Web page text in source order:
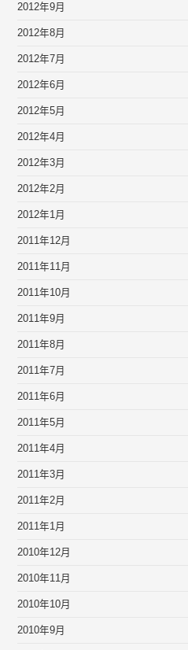
2012年9月
2012年8月
2012年7月
2012年6月
2012年5月
2012年4月
2012年3月
2012年2月
2012年1月
2011年12月
2011年11月
2011年10月
2011年9月
2011年8月
2011年7月
2011年6月
2011年5月
2011年4月
2011年3月
2011年2月
2011年1月
2010年12月
2010年11月
2010年10月
2010年9月